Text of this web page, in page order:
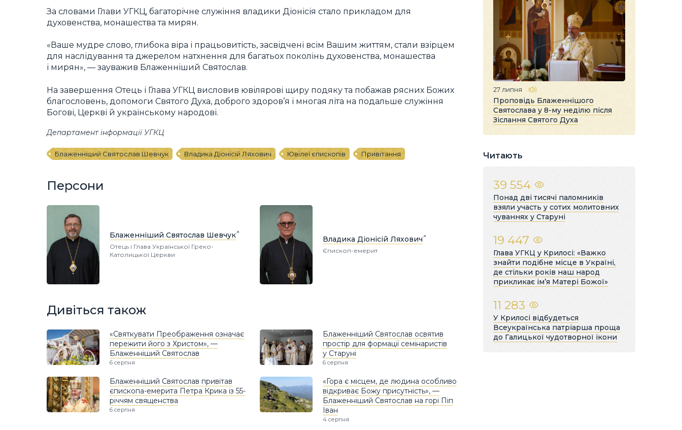
За словами Глави УГКЦ, багаторічне служіння владики Діонісія стало прикладом для
духовенства, монашества та мирян.
«Ваше мудре слово, глибока віра і працьовитість, засвідчені всім Вашим життям, стали взірцем
для наслідування та джерелом натхнення для багатьох поколінь духовенства, монашества
і мирян», — зауважив Блаженніший Святослав.
На завершення Отець і Глава УГКЦ висловив ювілярові щиру подяку та побажав рясних Божих
благословень, допомоги Святого Духа, доброго здоров’я і многая літа на подальше служіння
Богові, Церкві й українському народові.
Департамент інформації УГКЦ
Блаженніший Святослав Шевчук Владика Діонісій Ляхович Ювілеї єпископів Привітання
Персони
Блаженніший Святослав Шевчук
Отець і Глава Української Греко-
Католицької Церкви
Владика Діонісій Ляхович
Єпископ-емерит
Дивіться також
«Святкувати Преображення означає
пережити його з Христом», —
Блаженніший Святослав
6 серпня
Блаженніший Святослав освятив
простір для формації семінаристів
у Старуні
6 серпня
Блаженніший Святослав привітав
єпископа-емерита Петра Крика із 55-
річчям священства
6 серпня
«Гора є місцем, де людина особливо
відкриває Божу присутність», —
Блаженніший Святослав на горі Піп
Іван
4 серпня
27 липня
Проповідь Блаженнішого
Святослава у 8-му неділю після
Зіслання Святого Духа
Читають
39 554
Понад дві тисячі паломників
взяли участь у сотих молитовних
чуваннях у Старуні
19 447
Глава УГКЦ у Крилосі: «Важко
знайти подібне місце в Україні,
де стільки років наш народ
прикликає ім’я Матері Божої»
11 283
У Крилосі відбудеться
Всеукраїнська патріарша проща
до Галицької чудотворної ікони